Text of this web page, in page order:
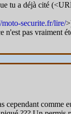
tu a déjà cité
moto-securite.fr/lire/
n'est pas vraiment
comme